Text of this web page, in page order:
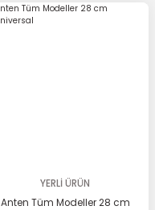
YERLİ ÜRÜN
Anten Tüm Modeller 28 cm